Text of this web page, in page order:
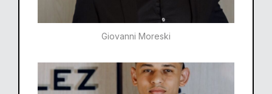
Giovanni Moreski